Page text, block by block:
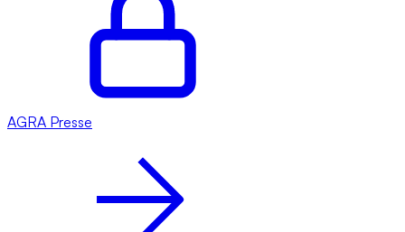
AGRA Presse